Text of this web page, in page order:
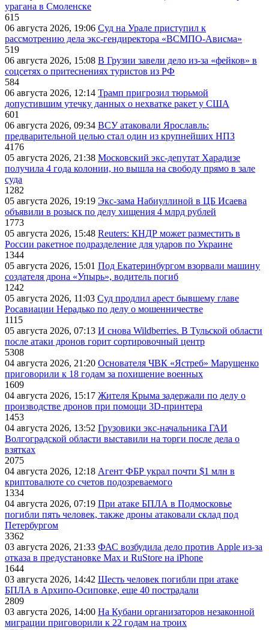
урагана в Смоленске
615
06 августа 2026, 19:06 Суд на Урале приступил к
рассмотрению дела экс-гендиректора «ВСМПО-Ависма»
519
06 августа 2026, 15:08 В Грузии завели дело из-за «фейков» в
соцсетях о притеснениях туристов из РФ
584
06 августа 2026, 12:14 Трамп пригрозил тюрьмой
допустившим утечку данных о нехватке ракет у США
601
06 августа 2026, 09:34 ВСУ атаковали Ярославль:
предварительной целью стал один из крупнейших НПЗ
4176
05 августа 2026, 21:38 Московский экс-депутат Харадизе
получила 4 года колонии, но вышла на свободу прямо в зале
суда
1282
05 августа 2026, 19:19 Экс-зама Набиуллиной в ЦБ Исаева
объявили в розыск по делу хищения 4 млрд рублей
1773
05 августа 2026, 15:48 Reuters: КНДР может разместить в
России ракетное подразделение для ударов по Украине
1344
05 августа 2026, 15:01 Под Екатеринбургом взорвали машину
создателя дрона «Упырь», водитель погиб
1242
05 августа 2026, 11:03 Суд продлил арест бывшему главе
Росавиации Нерадько по делу о мошенничестве
1115
05 августа 2026, 07:13 И снова Wildberries. В Тульской области
после атаки дронов горит сортировочный центр
5308
04 августа 2026, 21:20 Основателя ЧВК «Ястреб» Марущенко
приговорили к 18 годам за похищение военных
1609
04 августа 2026, 15:17 Жителя Крыма задержали по делу о
производстве дронов при помощи 3D‑принтера
1453
04 августа 2026, 13:52 Грузовики экс-начальника ГАИ
Волгоградской области выставили на торги после дела о
взятках
2075
04 августа 2026, 12:18 Агент ФБР украл почти $1 млн в
криптовалюте со счетов подозреваемого
1334
04 августа 2026, 07:19 При атаке БПЛА в Подмосковье
погибли пять человек, также дроны атаковали склад под
Петербургом
3362
03 августа 2026, 21:33 ФАС возбудила дело против Apple из-за
отказа в предустановке Max и RuStore на iPhone
1644
03 августа 2026, 14:42 Шесть человек погибли при атаке
БПЛА в Архипо-Осиповке, еще 40 пострадали
2809
03 августа 2026, 14:00 На Кубани организаторов незаконной
миграции приговорили к 22 годам на троих